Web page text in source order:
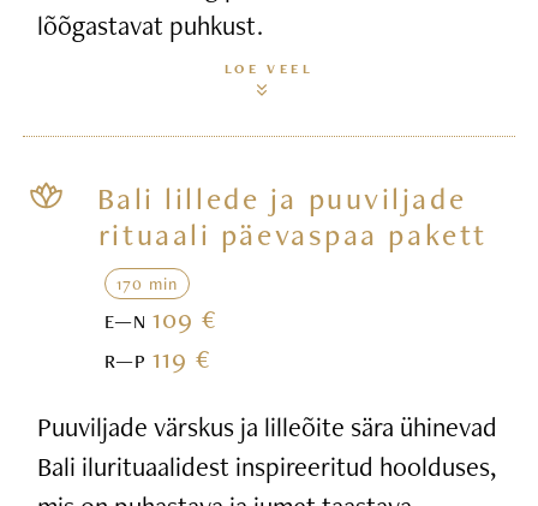
lõõgastavat puhkust.
LOE VEEL
Bali lillede ja puuviljade
rituaali päevaspaa pakett
170 min
E—N109 €
R—P119 €
Puuviljade värskus ja lilleõite sära ühinevad
Bali ilurituaalidest inspireeritud hoolduses,